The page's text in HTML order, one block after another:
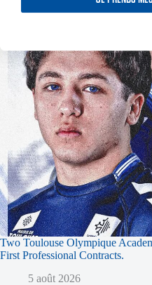
Two Toulouse Olympique
First Professional Contracts.
5 août 2026